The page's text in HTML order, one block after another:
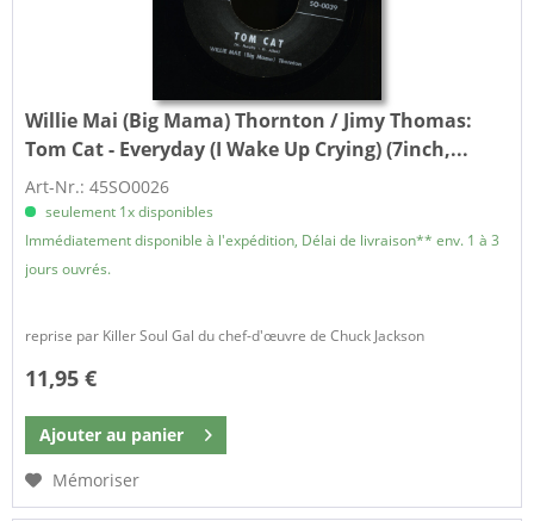
Willie Mai (Big Mama) Thornton / Jimy Thomas:
Tom Cat - Everyday (I Wake Up Crying) (7inch,...
Art-Nr.: 45SO0026
seulement 1x disponibles
Immédiatement disponible à l'expédition, Délai de livraison** env. 1 à 3
jours ouvrés.
reprise par Killer Soul Gal du chef-d'œuvre de Chuck Jackson
11,95 €
Ajouter au panier
Mémoriser